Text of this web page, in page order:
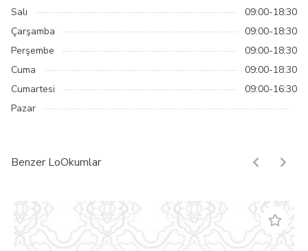
Salı
09:00-18:30
Çarşamba
09:00-18:30
Perşembe
09:00-18:30
Cuma
09:00-18:30
Cumartesi
09:00-16:30
Pazar
Benzer LoOkumlar